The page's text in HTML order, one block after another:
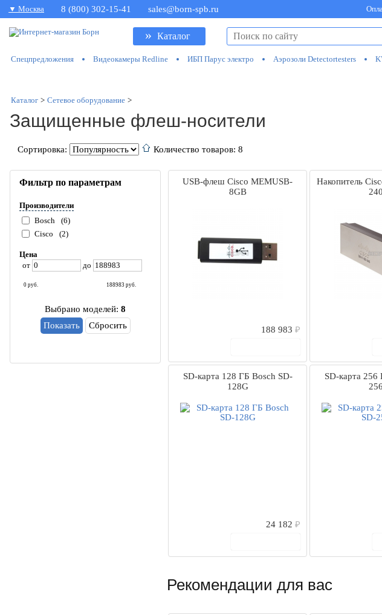
▼ Москва 8 (800) 302-15-41 sales@born-spb.ru
» Каталог
Спецпредложения Видеокамеры Redline ИБП Парус электро Аэрозоли Detectortesters
Каталог > Сетевое оборудование >
Защищенные флеш-носители
Сортировка: Количество товаров: 8
Фильтр по параметрам
Производители
Bosch
(6)
Cisco
(2)
Цена
от
до
0 руб. 188983 руб.
Выбрано моделей: 8
Сбросить
USB-флеш Cisco MEMUSB-
8GB
188 983 ₽
Накопитель
SD-карта 128 ГБ Bosch SD-
128G
24 182 ₽
SD-карта
Рекомендации для вас